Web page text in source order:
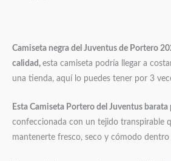
Camiseta negra del Juventus de Portero
calidad, esta camiseta podría llegar a
una tienda, aquí lo puedes tener por 3
Esta Camiseta Portero del Juventus barata
confeccionada con un tejido transpirable
mantenerte fresco, seco y cómodo